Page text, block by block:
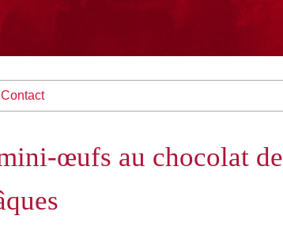
Contact
œufs au chocolat de